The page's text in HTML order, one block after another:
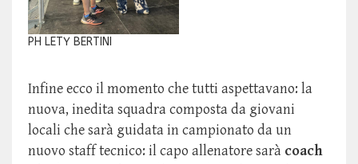
PH LETY BERTINI
Infine ecco il momento che tutti aspettavano: la
nuova, inedita squadra composta da giovani
locali che sarà guidata in campionato da un
nuovo staff tecnico: il capo allenatore sarà coach